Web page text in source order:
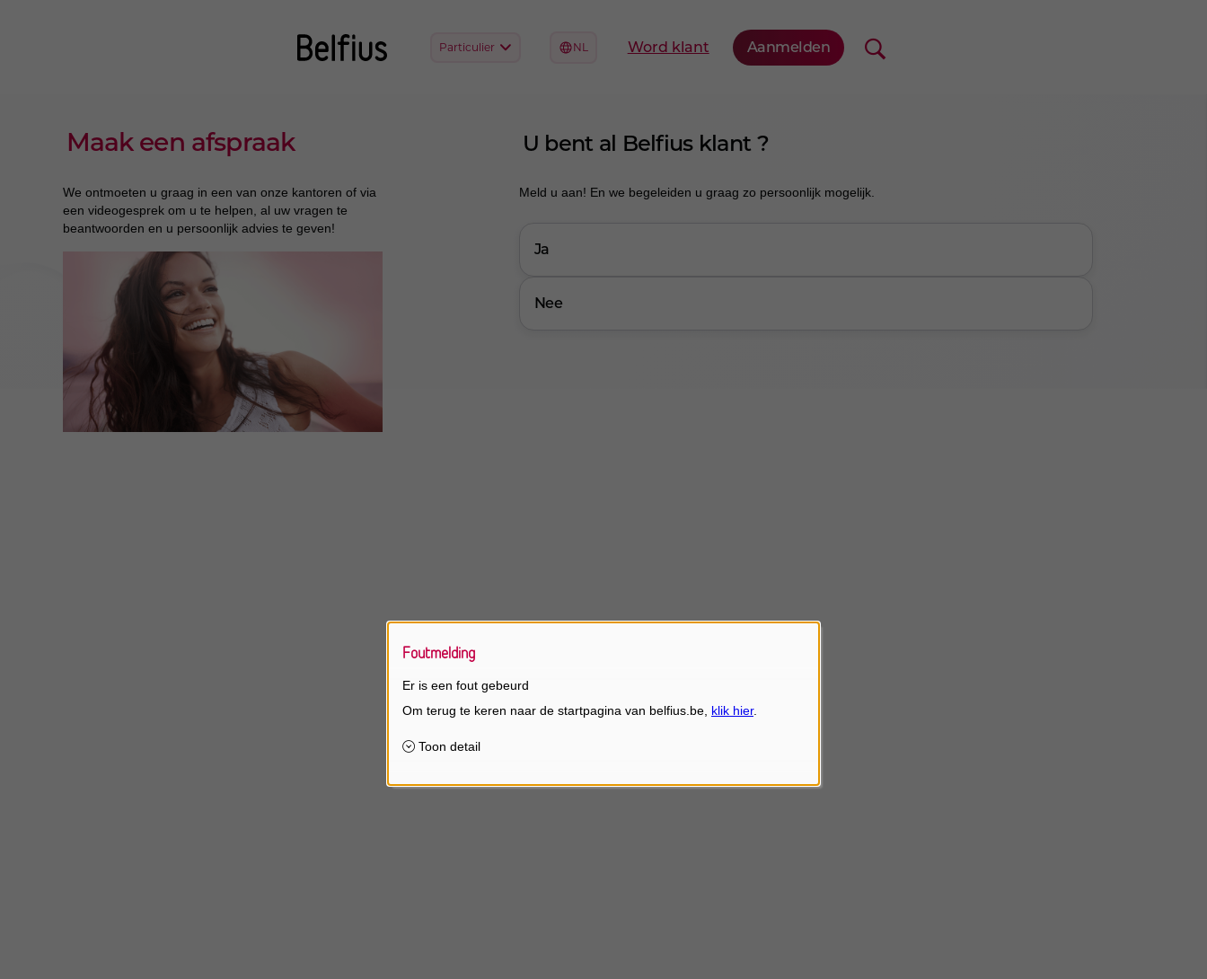
Maak een afspraak
We ontmoeten u graag in een van onze kantoren of via
een videogesprek om u te helpen, al uw vragen te
beantwoorden en u persoonlijk advies te geven!
U bent al Belfius klant ?
Meld u aan! En we begeleiden u graag zo persoonlijk mogelijk.
Foutmelding
Er is een fout gebeurd